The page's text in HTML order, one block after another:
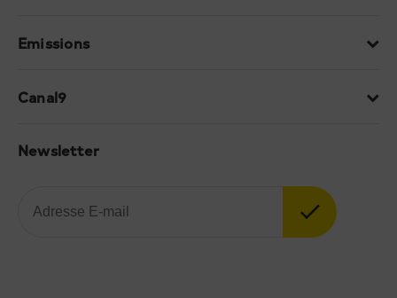
Emissions
Canal9
Newsletter